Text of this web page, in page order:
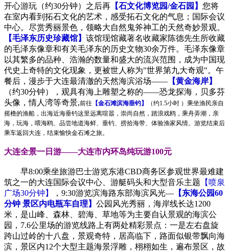
开心游玩（约30分钟）之后再 【石文化博览园/金石园】 您将
在室内看到拓石文化的艺术，感受拓石文化的气息；国际会议
中心。尽赏秀丽景色，领略大自然鬼斧神工的天然奇妙景观。
【毛泽东历史珍藏馆】 该馆现馆藏著名收藏家陈德先生所收藏
的毛泽东像章和有关毛泽东的历史文物30余万件。毛泽东像章
以其繁多的品种、浩瀚的数量和盛大的流兴范围，成为中国现
代史上奇特的文化现象，更被世人称为"世界第九大奇观"。午
餐后，漫步于大连最清澈的天然海滨浴场—— 【黄金海岸】
（约30分钟），观具有海上雕塑之称的——恐龙探海，贝多芬
头像，情人湾等奇景,前往 【金石滩滨海垂钓】
（约1.5小时 ）乘坐渔民亲自
摇橹的渔船，出海近海垂钓这里远离喧嚣，崇尚自然，踏浪戏鸥，乘舟弄潮，亲
海，玩海，喂海鸥、品尝地道海鲜、垂钓、捞拾海带、体验渔家风情。游览结束后
乘车返回大连，结束愉快金石滩之旅。
大连全景一日游——大连市内环岛纯玩游100元
早8:00乘坐旅游巴士游览东港CBD商务区参观世界最难建
筑之一的大连国际会议中心、游艇码头和大型音乐主题 【喷泉
广场30分钟】
，9:30游览滨海路东部海滨风光— 【东海公园60
分钟 景区内电瓶车自理】 公园风光秀丽，海岸线长达1200
米，是山峰、森林、碧海、草地等为主要自认景观的海滨公
园，7.6公里场的游览线路上有两处精彩景点：一是左右盘旋
跨山过岭的十八盘，景观奇特，居高临下，路面似银带飘向海
滨，景区内12个大型主题海景浮雕，栩栩如生，遍布景区，故